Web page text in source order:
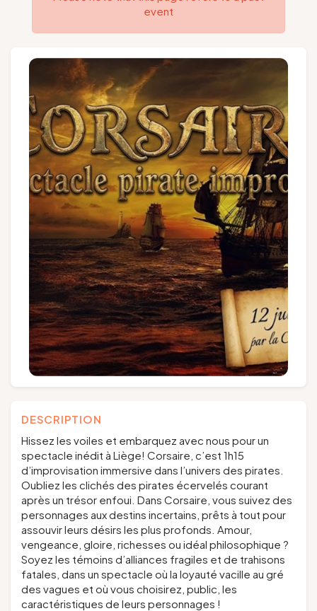
Follow us
Presse
Groups and tour operators
EN NL DE
event
DESCRIPTION
Hissez les voiles et embarquez avec nous pour un
spectacle inédit à Liège! Corsaire, c’est 1h15
d’improvisation immersive dans l’univers des pirates.
Oubliez les clichés des pirates écervelés courant
après un trésor enfoui. Dans Corsaire, vous suivez des
personnages aux destins incertains, prêts à tout pour
assouvir leurs désirs les plus profonds. Amour,
vengeance, gloire, richesses ou idéal philosophique ?
Soyez les témoins d’alliances fragiles et de trahisons
fatales, dans un spectacle où la loyauté vacille au gré
des vagues et où vous choisirez, public, les
caractéristiques de leurs personnages !